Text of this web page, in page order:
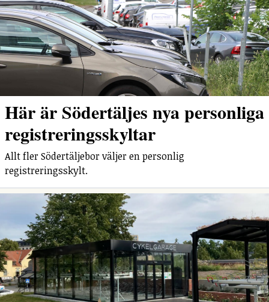
Här är Södertäljes nya personliga
registreringsskyltar
Allt fler Södertäljebor väljer en personlig
registreringsskylt.